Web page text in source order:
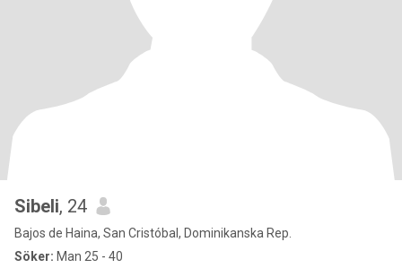
Sibeli, 24
Bajos de Haina, San Cristóbal, Dominikanska Rep.
Söker: Man 25 - 40